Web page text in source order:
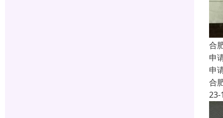
合
申
申
合
23-